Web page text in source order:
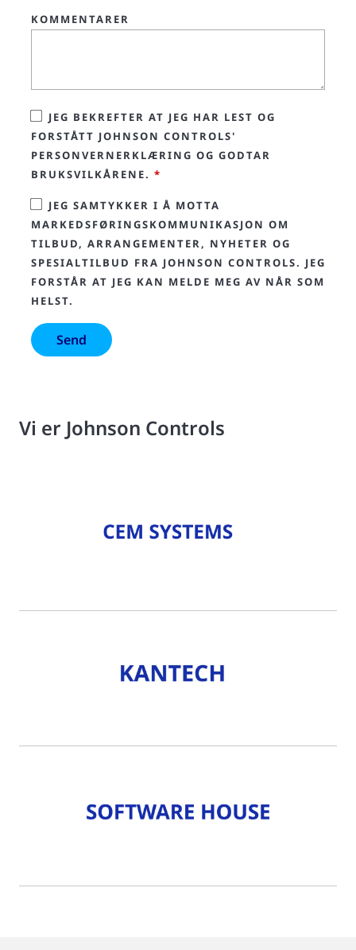
KOMMENTARER
JEG BEKREFTER AT JEG HAR LEST OG
FORSTÅTT JOHNSON CONTROLS'
PERSONVERNERKLÆRING OG GODTAR
BRUKSVILKÅRENE. *
JEG SAMTYKKER I Å MOTTA
MARKEDSFØRINGSKOMMUNIKASJON OM
TILBUD, ARRANGEMENTER, NYHETER OG
SPESIALTILBUD FRA JOHNSON CONTROLS. JEG
FORSTÅR AT JEG KAN MELDE MEG AV NÅR SOM
HELST.
Vi er Johnson Controls